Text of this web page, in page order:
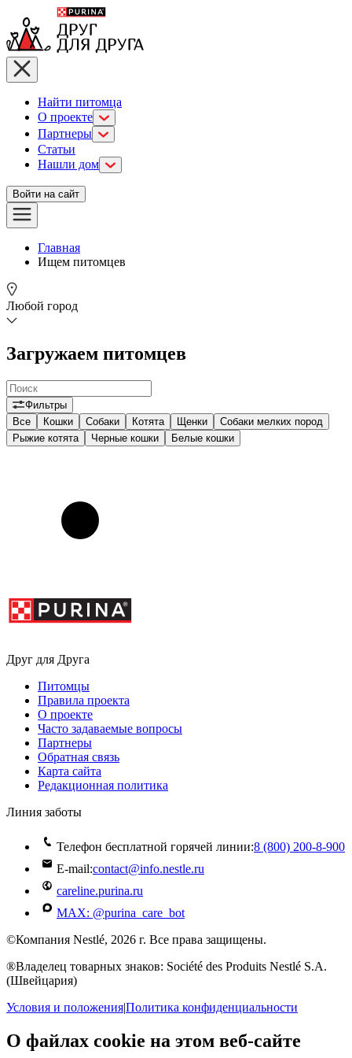
Найти питомца
О проекте
Партнеры
Статьи
Нашли дом
Войти на сайт
Главная
Ищем питомцев
Любой город
Загружаем питомцев
Фильтры
Все
Кошки Собаки Котята Щенки
Собаки мелких пород
Рыжие котята
Черные кошки Белые кошки
Друг для Друга
Питомцы
Правила проекта
О проекте
Часто задаваемые вопросы
Партнеры
Обратная связь
Карта сайта
Редакционная политика
Линия заботы
Телефон бесплатной горячей линии:8 (800) 200‑8‑900
E-mail:contact@info.nestle.ru
careline.purina.ru
MAX: @purina_care_bot
©Компания Nestlé, 2026 г. Все права защищены.
®Владелец товарных знаков: Société des Produits Nestlé S.A.
(Швейцария)
Условия и положения|Политика конфиденциальности
О файлах cookie на этом веб-сайте